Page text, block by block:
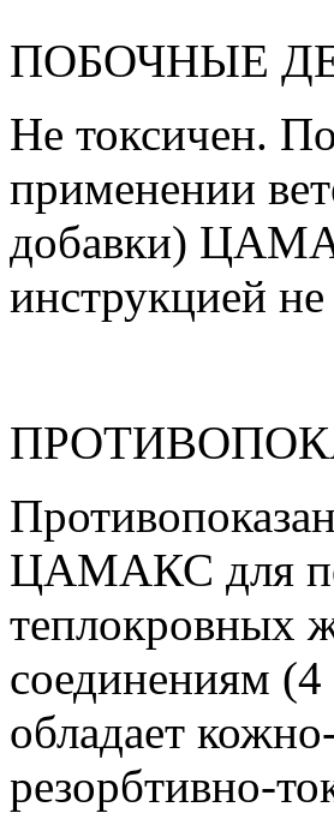
ПОБОЧНЫЕ
Не токсичен.
применении
добавки)
инструкцией
ЦАМАКС для
теплокровных
соединениям
обладает
резорбтивно-